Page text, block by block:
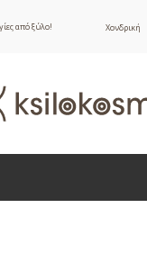
από ξύλο! Χονδρική